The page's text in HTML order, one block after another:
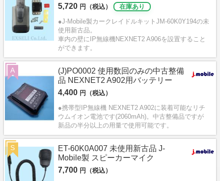
5,720 円（税込）
在庫あり
●J-Mobile製カークレイドルキットJM-60K0Y194の未
使用新古品。
車内の壁にIP無線機NEXNET2 A906を設置すること
ができます。
(J)PO0002 使用数回のみの中古整備
品 NEXNET2 A902用バッテリー
4,400 円（税込）
●携帯型IP無線機 NEXNET2 A902に装着可能なリチ
ウムイオン電池です(2060mAh)。中古整備品ですが
新品の半分以上の用量で使用可能です。
A
ET-60K0A007 未使用新古品 J-
Mobile製 スピーカーマイク
7,700 円（税込）
S